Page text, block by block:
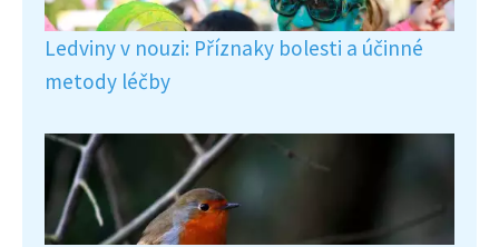
Ledviny v nouzi: Příznaky bolesti a účinné
metody léčby